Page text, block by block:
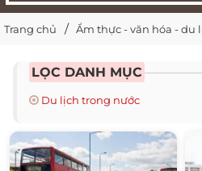
Trang chủ Ẩm thực - văn hóa - du
LỌC DANH MỤC
Du lịch trong nước